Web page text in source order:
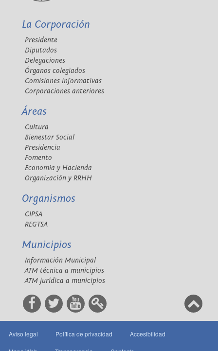
La Corporación
Presidente
Diputados
Delegaciones
Órganos colegiados
Comisiones informativas
Corporaciones anteriores
Áreas
Cultura
Bienestar Social
Presidencia
Fomento
Economía y Hacienda
Organización y RRHH
Organismos
CIPSA
REGTSA
Municipios
Información Municipal
ATM técnica a municipios
ATM jurídica a municipios
Aviso legal Política de privacidad Accesibilidad